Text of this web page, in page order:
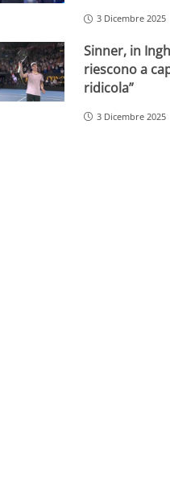
3 Dicembre 2025
Sinner, in
riescono a
ridicola”
3 Dicembre 2025